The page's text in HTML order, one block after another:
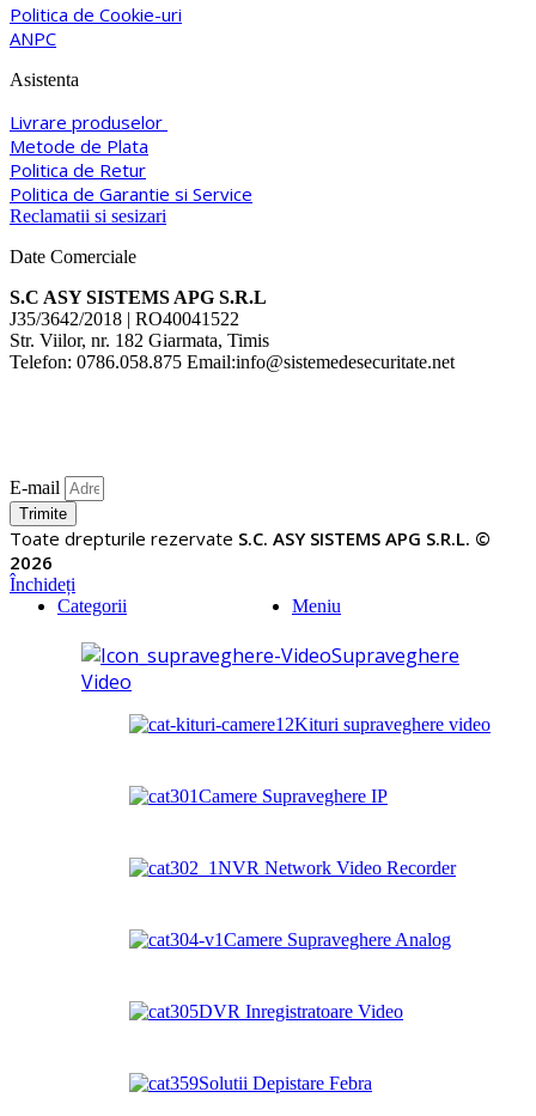
Politica de Cookie-uri
ANPC
Asistenta
Livrare produselor
Metode de Plata
Politica de Retur
Politica de Garantie si Service
Reclamatii si sesizari
Date Comerciale
S.C ASY SISTEMS APG S.R.L
J35/3642/2018 | RO40041522
Str. Viilor, nr. 182 Giarmata, Timis
Telefon: 0786.058.875 Email:info@sistemedesecuritate.net
E-mail
Trimite
Toate drepturile rezervate S.C. ASY SISTEMS APG S.R.L. ©
2026
Închideți
Meniu
Categorii
Supraveghere
Video
Kituri supraveghere video
Camere Supraveghere IP
NVR Network Video Recorder
Camere Supraveghere Analog
DVR Inregistratoare Video
Solutii Depistare Febra